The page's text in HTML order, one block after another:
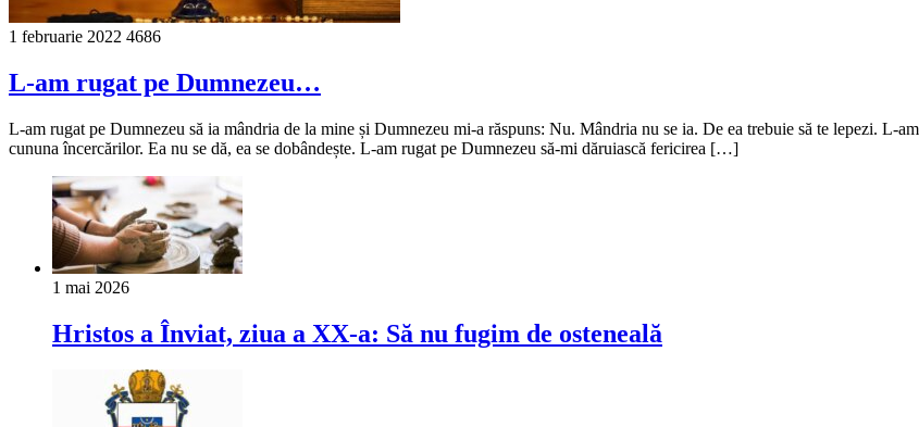
1 februarie 2022 4686
L-am rugat pe Dumnezeu…
L-am rugat pe Dumnezeu să ia mândria de la mine și Dumnezeu mi-a răspuns: Nu. Mândria nu se ia. De ea trebuie să te lepezi. L-
cununa încercărilor. Ea nu se dă, ea se dobândește. L-am rugat pe Dumnezeu să-mi dăruiască fericirea […]
1 mai 2026
Hristos a Înviat, ziua a XX-a: Să nu fugim de osteneală